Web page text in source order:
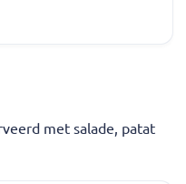
met salade, patat